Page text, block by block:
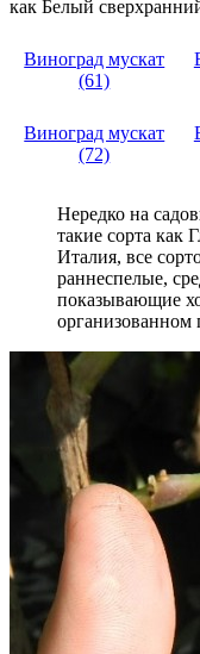
как Белый
Виноград мускат
(61)
Виноград мускат
(72)
Нередко на
такие сорта как
Италия, все
раннеспелые,
показывающие
организованном